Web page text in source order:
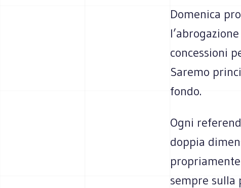
Domenica
concessioni
Saremo
fondo.
Ogni
doppia
sempre sulla